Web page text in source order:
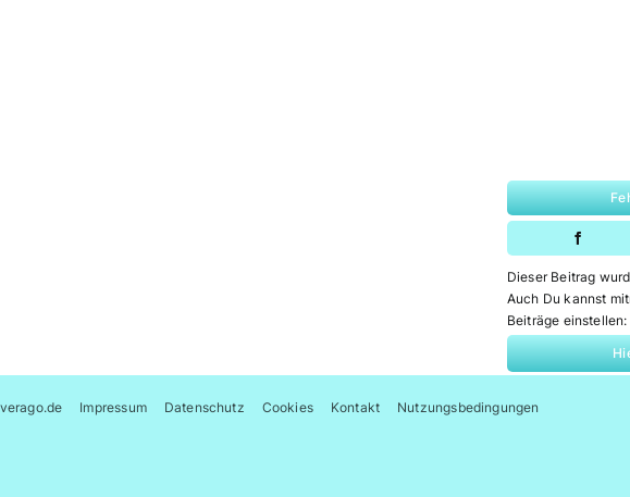
Dieser Beitrag
Auch Du kannst
Beiträge einstellen:
verago.de Impressum Datenschutz Cookies Kontakt Nutzungsbedingungen